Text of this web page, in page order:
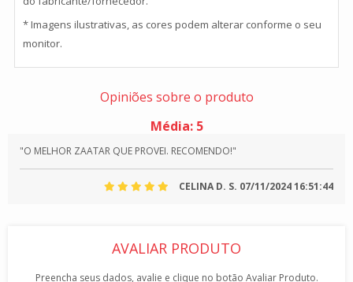
* Imagens ilustrativas, as cores podem alterar conforme o seu
monitor.
Opiniões sobre o produto
Média: 5
"O MELHOR ZAATAR QUE PROVEI. RECOMENDO!"
CELINA D. S. 07/11/2024 16:51:44
AVALIAR PRODUTO
Preencha seus dados, avalie e clique no botão Avaliar Produto.